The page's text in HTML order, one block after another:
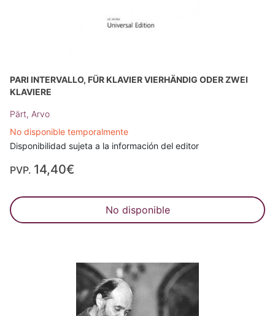
PARI INTERVALLO, FÜR KLAVIER VIERHÄNDIG ODER ZWEI
KLAVIERE
Pärt, Arvo
No disponible temporalmente
Disponibilidad sujeta a la información del editor
PVP. 14,40€
No disponible